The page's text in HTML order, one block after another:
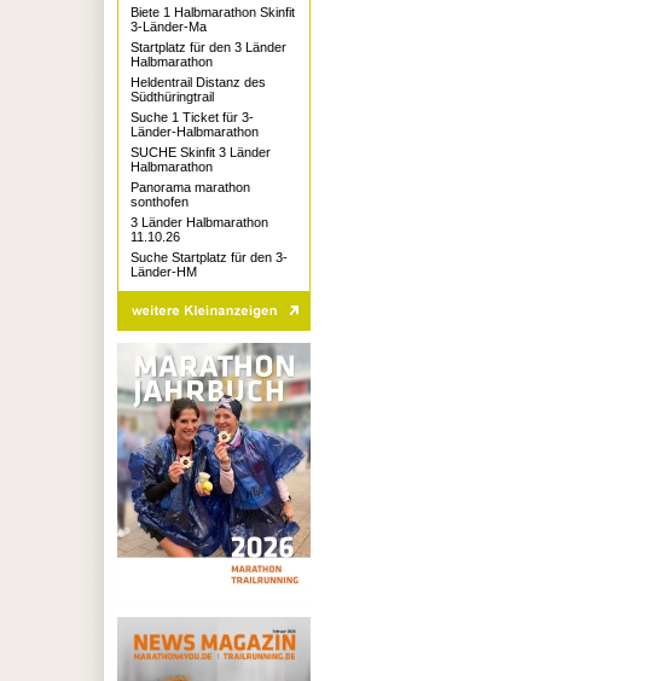
Biete 1 Halbmarathon Skinfit
3-Länder-Ma
Startplatz für den 3 Länder
Halbmarathon
Heldentrail Distanz des
Südthüringtrail
Suche 1 Ticket für 3-
Länder-Halbmarathon
SUCHE Skinfit 3 Länder
Halbmarathon
Panorama marathon
sonthofen
3 Länder Halbmarathon
11.10.26
Suche Startplatz für den 3-
Länder-HM